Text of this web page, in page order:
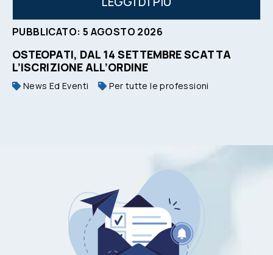
PUBBLICATO: 5 AGOSTO 2026
OSTEOPATI, DAL 14 SETTEMBRE SCATTA
L’ISCRIZIONE ALL’ORDINE
News Ed Eventi Per tutte le professioni